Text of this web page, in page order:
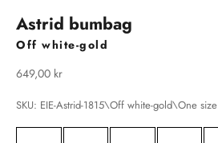
Astrid bumbag
Off white-gold
Salgspris
649,00 kr
SKU: EIE-Astrid-1815\Off white-gold\One size